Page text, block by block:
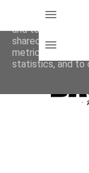
This site uses
and to analyze
shared with
metrics to
statistics, and to